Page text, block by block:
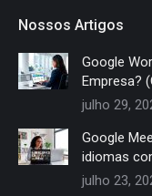
Nossos Artigos
Google
Empresa?
julho 29,
Google
idiomas
julho 23,